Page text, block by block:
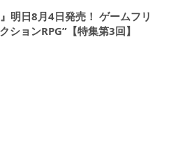
明日8月4日発売！ ゲームフリ
ションRPG”【特集第3回】